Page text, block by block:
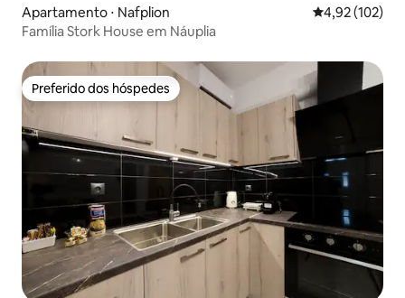
Apartamento ⋅ Nafplion 4,92 de uma
4,92 (102)
Família Stork House em Náuplia
Preferido dos hóspedes
Preferido dos hóspedes